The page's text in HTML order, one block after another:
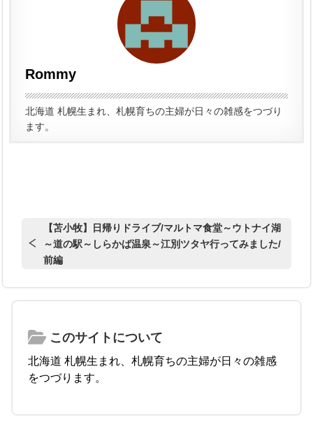
Rommy
北海道 札幌生まれ、札幌育ちの主婦が日々の雑感をつづり
ます。
【苫小牧】日帰りドライブ/マルトマ食堂～ウトナイ湖
～道の駅～しらかば温泉～江別ツタヤ行ってみました/
前編
このサイトについて
北海道 札幌生まれ、札幌育ちの主婦が日々の雑感
をつづります。